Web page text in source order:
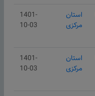
استان
مركزی
1401-
10-03
استان
مركزی
1401-
10-03